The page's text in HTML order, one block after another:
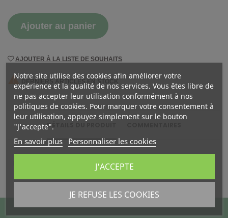
Ajouter au panier
AJOUTER À LA LISTE DE SOUHAITS
 DERNIERS ARTICLES EN STOCK
DÉTAILS DU PRODUIT
Notre site utilise des cookies afin améliorer votre
expérience et la qualité de nos services. Vous êtes libre de
ne pas accepter leur utilisation conformément à nos
politiques de cookies. Pour marquer votre consentement à
leur utilisation, appuyez simplement sur le bouton
"J'accepte".
En savoir plus Personnaliser les cookies
JE REFUSE LES COOKIES
J'ACCEPTE